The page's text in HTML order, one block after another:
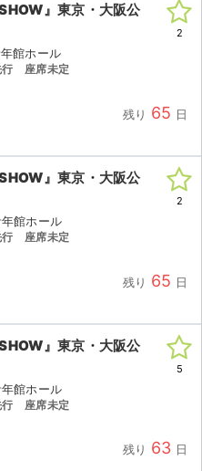
』東京・大阪公
館ホール
行 座席未定
残り 65 日
2
』東京・大阪公
館ホール
行 座席未定
残り 65 日
2
』東京・大阪公
館ホール
行 座席未定
残り 63 日
5